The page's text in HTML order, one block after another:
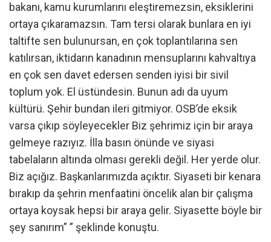
bakanı, kamu kurumlarını eleştiremezsin, eksiklerini
ortaya çıkaramazsın. Tam tersi olarak bunlara en iyi
taltifte sen bulunursan, en çok toplantılarına sen
katılırsan, iktidarın kanadının mensuplarını kahvaltıya
en çok sen davet edersen senden iyisi bir sivil
toplum yok. El üstündesin. Bunun adı da uyum
kültürü. Şehir bundan ileri gitmiyor. OSB’de eksik
varsa çıkıp söyleyecekler Biz şehrimiz için bir araya
gelmeye razıyız. İlla basın önünde ve siyasi
tabelaların altında olması gerekli değil. Her yerde olur.
Biz açığız. Başkanlarımızda açıktır. Siyaseti bir kenara
bırakıp da şehrin menfaatini öncelik alan bir çalışma
ortaya koysak hepsi bir araya gelir. Siyasette böyle bir
şey sanırım” ” şeklinde konuştu.